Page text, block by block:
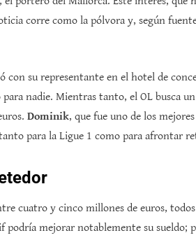
corre como la pólvora y, según
con su representante en el hotel de
para nadie. Mientras tanto, el OL busca
Dominik, que fue uno de los
para la Ligue 1 como para afrontar
cuatro y cinco millones de euros,
podría mejorar notablemente su